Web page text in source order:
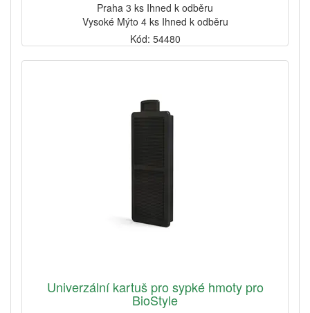
Praha 3 ks Ihned k odběru
Vysoké Mýto 4 ks Ihned k odběru
Kód: 54480
Univerzální kartuš pro sypké hmoty pro
BioStyle